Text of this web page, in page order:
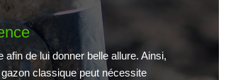
afin de lui donner belle allure. Ainsi,
classique peut nécessite